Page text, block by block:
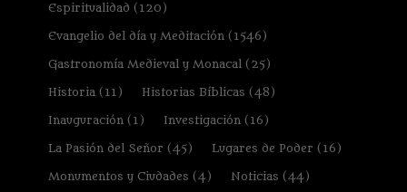
Espiritualidad (120)
Evangelio del día y Meditación(1546)
Gastronomía Medieval y Monacal(25)
Historia(11) Historias Bíblicas (48)
Inauguración(1) Investigación(16)
La Pasión del Señor (45) Lugares de Poder (16)
Monumentos y Ciudades (4) Noticias (44)